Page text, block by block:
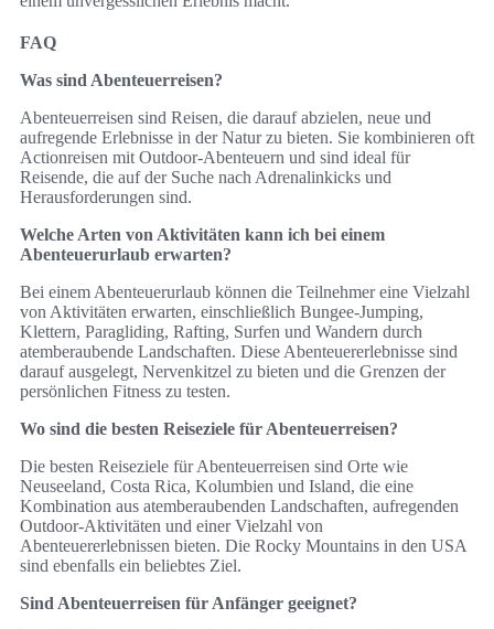
FAQ
Was sind Abenteuerreisen?
Abenteuerreisen sind Reisen, die darauf abzielen, neue und
aufregende Erlebnisse in der Natur zu bieten. Sie kombinieren oft
Actionreisen mit Outdoor-Abenteuern und sind ideal für
Reisende, die auf der Suche nach Adrenalinkicks und
Herausforderungen sind.
Welche Arten von Aktivitäten kann ich bei einem
Abenteuerurlaub erwarten?
Bei einem Abenteuerurlaub können die Teilnehmer eine Vielzahl
von Aktivitäten erwarten, einschließlich Bungee-Jumping,
Klettern, Paragliding, Rafting, Surfen und Wandern durch
atemberaubende Landschaften. Diese Abenteuererlebnisse sind
darauf ausgelegt, Nervenkitzel zu bieten und die Grenzen der
persönlichen Fitness zu testen.
Wo sind die besten Reiseziele für Abenteuerreisen?
Die besten Reiseziele für Abenteuerreisen sind Orte wie
Neuseeland, Costa Rica, Kolumbien und Island, die eine
Kombination aus atemberaubenden Landschaften, aufregenden
Outdoor-Aktivitäten und einer Vielzahl von
Abenteuererlebnissen bieten. Die Rocky Mountains in den USA
sind ebenfalls ein beliebtes Ziel.
Sind Abenteuerreisen für Anfänger geeignet?